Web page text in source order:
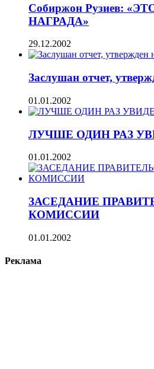
Собиржон Рузиев:
НАГРАДА»
29.12.2002
Заслушан отчет,
01.01.2002
ЛУЧШЕ ОДИН РАЗ
01.01.2002
ЗАСЕДАНИЕ
КОМИССИИ
01.01.2002
Реклама